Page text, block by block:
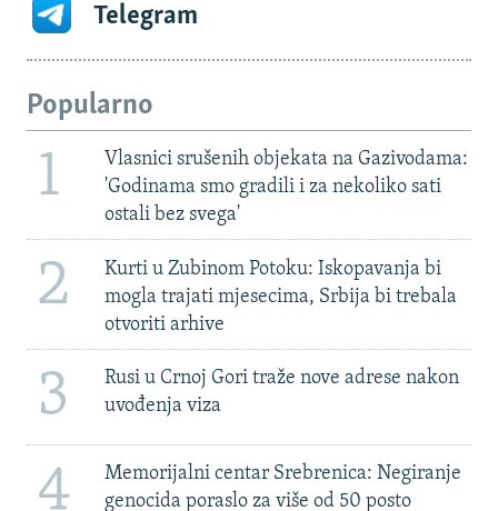
Telegram
Popularno
1
Vlasnici srušenih objekata na Gazivodama:
'Godinama smo gradili i za nekoliko sati
ostali bez svega'
2
Kurti u Zubinom Potoku: Iskopavanja bi
mogla trajati mjesecima, Srbija bi trebala
otvoriti arhive
3
Rusi u Crnoj Gori traže nove adrese nakon
uvođenja viza
4
Memorijalni centar Srebrenica: Negiranje
genocida poraslo za više od 50 posto